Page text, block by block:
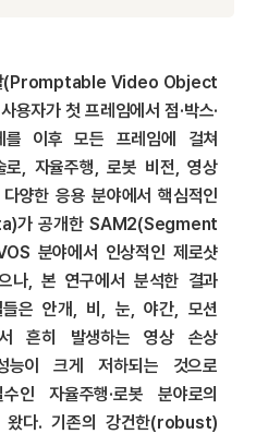
할(Promptable Video Object
자가 첫 프레임에서 점·박스·
를 이후 모든 프레임에 걸쳐
로, 자율주행, 로봇 비전, 영상
양한 응용 분야에서 핵심적인
가 공개한 SAM2(Segment
분야에서 인상적인 제로샷
나, 본 연구에서 분석한 결과
은 안개, 비, 눈, 야간, 모션
흔히 발생하는 영상 손상
이 크게 저하되는 것으로
인 자율주행·로봇 분야로의
왔다. 기존의 강건한(robust)